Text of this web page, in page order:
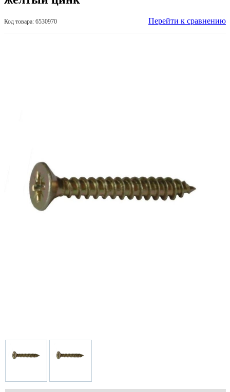
Код товара: 6530970 Перейти к сравнению